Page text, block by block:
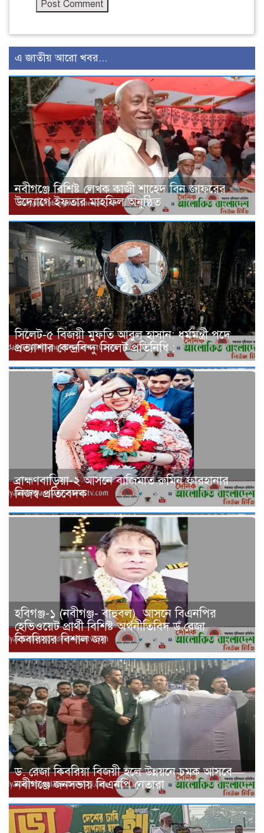
এ জাতীয় আরো খবর...
নবীগঞ্জে বিশিষ্ট লেখক কাজী শাহেদ বিন জাফরের
উদ্যোগে ইফতার মাহফিল অনুষ্ঠিত
সিলেট-৫ বিজয়ী মুফতি আবুল হাসান: ধর্মমন্ত্রী পদে
প্রত্যাশার কেন্দ্রবিন্দু সিলেট প্রতিনিধি :
ব্রাহ্মণবাড়িয়া-২ আসনে বাজিমাত রুমিন ফারহানার
নিজস্ব প্রতিবেদক
হবিগঞ্জ-১ (নবীগঞ্জ- বাহুবল) আসনে বিএনপির
হেভিওয়েট প্রার্থী বিশিষ্ট অর্থনীতিবিদ ড.রেজা
কিবরিয়ার বিশাল জয়
ড. রেজা কিবরিয়া বিজয়ী হলে উন্নয়নে চমক আসবে—
নবীগঞ্জে জনসভায় বিএনপি নেতারা